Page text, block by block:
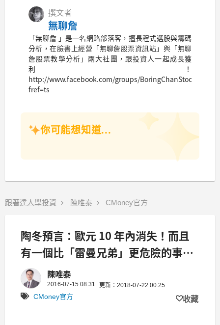
撰文者
無聊詹
「無聊詹 」是一名網路部落客，擅長程式選股與籌碼
分析，在臉書上經營「無聊詹股票資訊站」與「無聊
詹股票教學分析」兩大社團，跟投資人一起成長獲
利！
http://www.facebook.com/groups/BoringChanStock/?
fref=ts
你可能想知道...
跟著達人學投資 陳唯泰 CMoney官方
陶冬預言：歐元 10 年內消失！而且
有一個比「雷曼兄弟」更危險的事
件...
陳唯泰
2016-07-15 08:31 更新：2018-07-22 00:25
CMoney官方 收藏